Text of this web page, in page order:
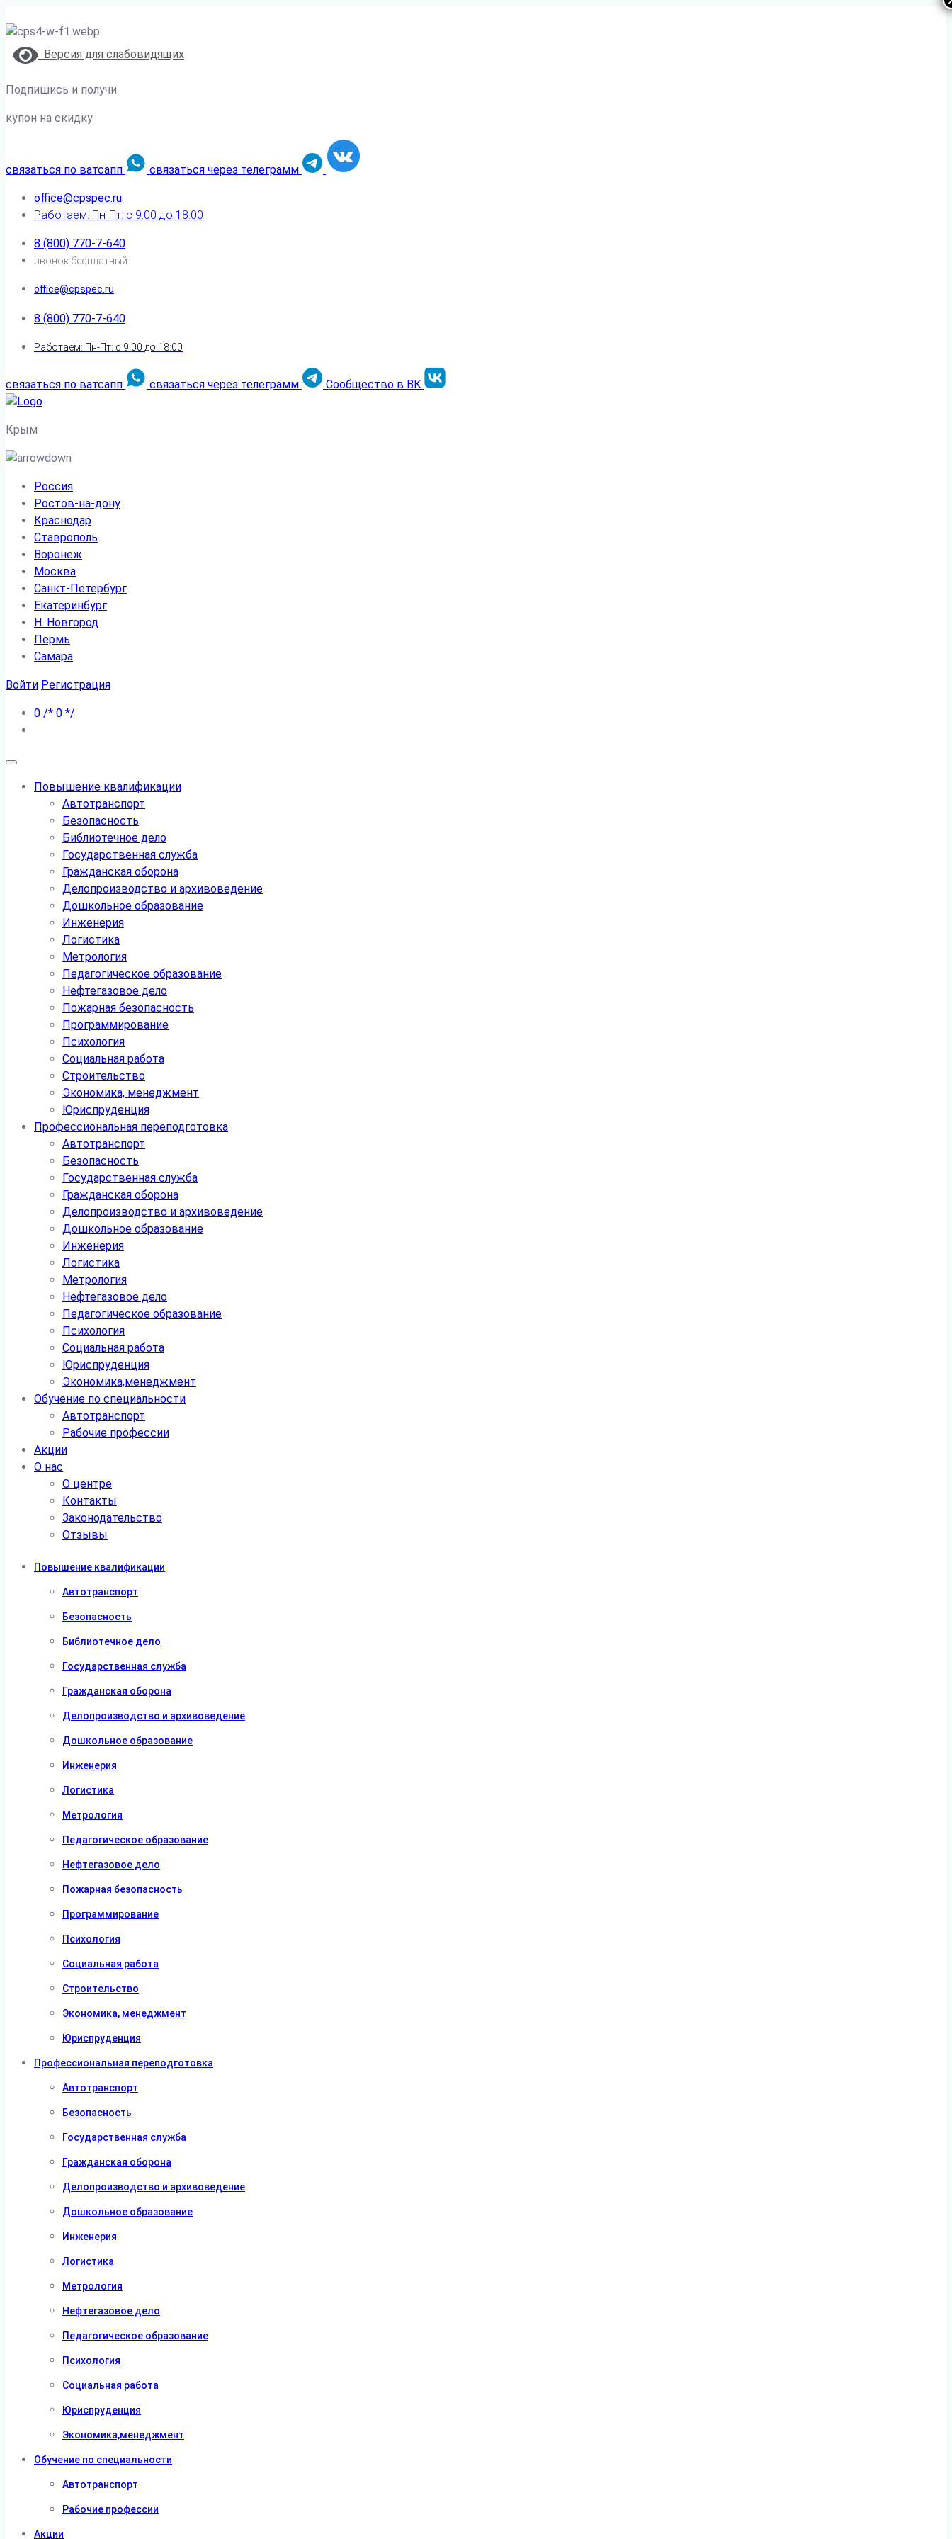
Версия для слабовидящих
Подпишись и получи
купон на скидку
связаться по ватсапп связаться через телеграмм
office@cpspec.ru
Работаем: Пн-Пт: с 9:00 до 18:00
8 (800) 770-7-640
звонок бесплатный
office@cpspec.ru
8 (800) 770-7-640
Работаем: Пн-Пт: с 9:00 до 18:00
связаться по ватсапп связаться через телеграмм Сообщество в ВК
Крым
Россия
Ростов-на-дону
Краснодар
Ставрополь
Воронеж
Москва
Санкт-Петербург
Екатеринбург
Н. Новгород
Пермь
Самара
Войти Регистрация
0 /* 0 */
Повышение квалификации
Автотранспорт
Безопасность
Библиотечное дело
Государственная служба
Гражданская оборона
Делопроизводство и архивоведение
Дошкольное образование
Инженерия
Логистика
Метрология
Педагогическое образование
Нефтегазовое дело
Пожарная безопасность
Программирование
Психология
Социальная работа
Строительство
Экономика, менеджмент
Юриспруденция
Профессиональная переподготовка
Автотранспорт
Безопасность
Государственная служба
Гражданская оборона
Делопроизводство и архивоведение
Дошкольное образование
Инженерия
Логистика
Метрология
Нефтегазовое дело
Педагогическое образование
Психология
Социальная работа
Юриспруденция
Экономика,менеджмент
Обучение по специальности
Автотранспорт
Рабочие профессии
Акции
О нас
О центре
Контакты
Законодательство
Отзывы
Повышение квалификации
Автотранспорт
Безопасность
Библиотечное дело
Государственная служба
Гражданская оборона
Делопроизводство и архивоведение
Дошкольное образование
Инженерия
Логистика
Метрология
Педагогическое образование
Нефтегазовое дело
Пожарная безопасность
Программирование
Психология
Социальная работа
Строительство
Экономика, менеджмент
Юриспруденция
Профессиональная переподготовка
Автотранспорт
Безопасность
Государственная служба
Гражданская оборона
Делопроизводство и архивоведение
Дошкольное образование
Инженерия
Логистика
Метрология
Нефтегазовое дело
Педагогическое образование
Психология
Социальная работа
Юриспруденция
Экономика,менеджмент
Обучение по специальности
Автотранспорт
Рабочие профессии
Акции